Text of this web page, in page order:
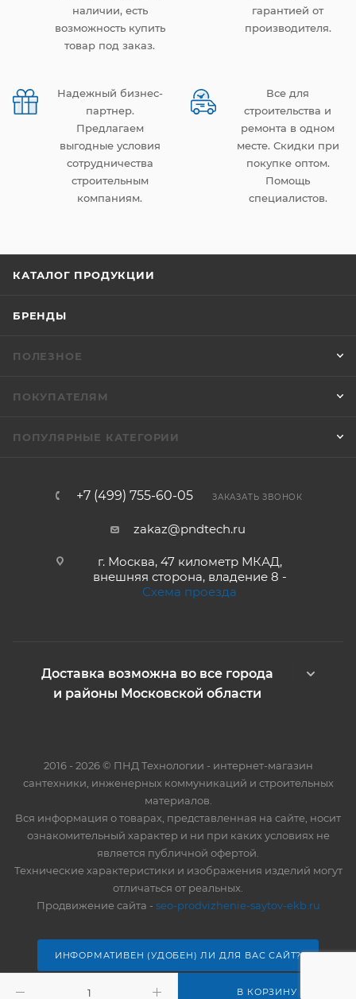
В КОРЗИНУ
наличии, есть
возможность купить
товар под заказ.
гарантией от
производителя.
Надежный бизнес-
партнер.
Предлагаем
выгодные условия
сотрудничества
строительным
компаниям.
Все для
строительства и
ремонта в одном
месте. Скидки при
покупке оптом.
Помощь
специалистов.
КАТАЛОГ ПРОДУКЦИИ
БРЕНДЫ
ПОЛЕЗНОЕ
ПОКУПАТЕЛЯМ
ПОПУЛЯРНЫЕ КАТЕГОРИИ
+7 (499) 755-60-05 ЗАКАЗАТЬ ЗВОНОК
zakaz@pndtech.ru
г. Москва, 47 километр МКАД,
внешняя сторона, владение 8 -
Схема проезда
Доставка возможна во все города
и районы Московской области
2016 - 2026 © ПНД Технологии - интернет-магазин
сантехники, инженерных коммуникаций и строительных
материалов.
Вся информация о товарах, представленная на сайте, носит
ознакомительный характер и ни при каких условиях не
является публичной офертой.
Технические характеристики и изображения изделий могут
отличаться от реальных.
Продвижение сайта - seo-prodvizhenie-saytov-ekb.ru
ИНФОРМАТИВЕН (УДОБЕН) ЛИ ДЛЯ ВАС САЙТ?